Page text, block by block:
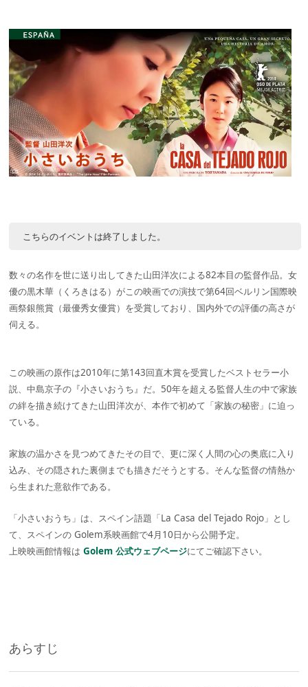
こちらのイベントは終了しました。
数々の名作を世に送り出してきた山田洋次による82本目の監督作品。女
優の黒木華（くろきはる）がこの映画での演技で第64回ベルリン国際映
画祭銀熊賞（最優秀女優賞）を受賞しており、国内外での評価の高さが
伺える。
この映画の原作は2010年に第143回直木賞を受賞したベストセラー小
説、中島京子の『小さいおうち』だ。50年を超える監督人生の中で家族
の絆を描き続けてきた山田洋次が、本作で初めて「家族の秘密」に迫っ
ている。
家族の温かさを見つめてきたその目で、更に深く人間の心の奥底に入り
込み、その隠された裏側までも描きだそうとする。そんな監督の情熱か
ら生まれた意欲作である。
「小さいおうち」は、スペイン語題「La Casa del Tejado Rojo」とし
て、スペインの Golem系映画館で4月10日から公開予定。
上映映画館情報はGolem 公式ウェブページにてご確認下さい。
あらすじ